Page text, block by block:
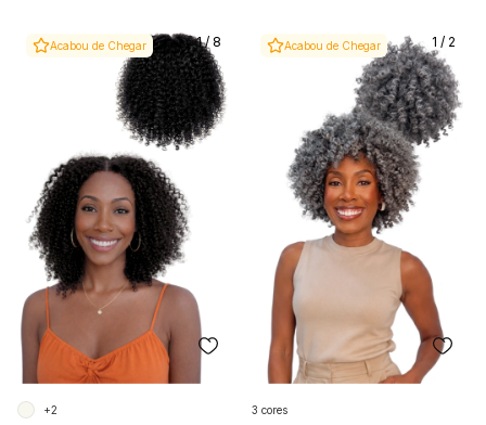
Acabou de Chegar 1/ 8
+2
Acabou de Chegar 1 / 2
3 cores